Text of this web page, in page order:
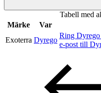
Inspiration
Tabell med
Märke
Var
Exoterra Dyrego
Ring
e-post till